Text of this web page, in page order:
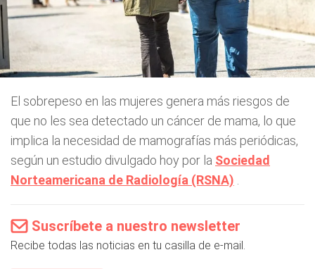
El sobrepeso en las mujeres genera más riesgos de
que no les sea detectado un cáncer de mama, lo que
implica la necesidad de mamografías más periódicas,
según un estudio divulgado hoy por la Sociedad
Norteamericana de Radiología (RSNA)
Suscríbete a nuestro newsletter
Recibe todas las noticias en tu casilla de e-mail.